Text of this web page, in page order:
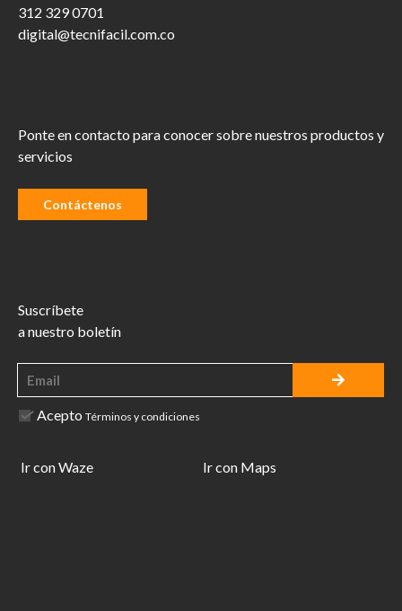
312 329 0701
digital@tecnifacil.com.co
Ponte en contacto para conocer sobre nuestros productos y
servicios
Contáctenos
Suscríbete
a nuestro boletín
Acepto Términos y condiciones
Ir con Waze Ir con Maps